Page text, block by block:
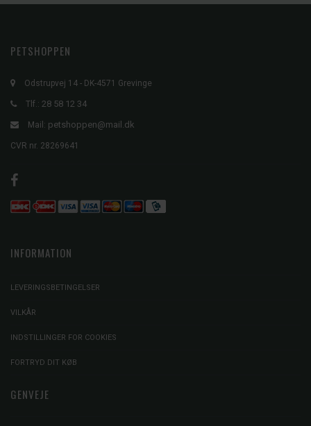
PETSHOPPEN
Odstrupvej 14 - DK-4571 Grevinge
Tlf.: 28 58 12 34
Mail: petshoppen@mail.dk
CVR nr. 28269641
INFORMATION
LEVERINGSBETINGELSER
VILKÅR
INDSTILLINGER FOR COOKIES
FORTRYD DIT KØB
GENVEJE